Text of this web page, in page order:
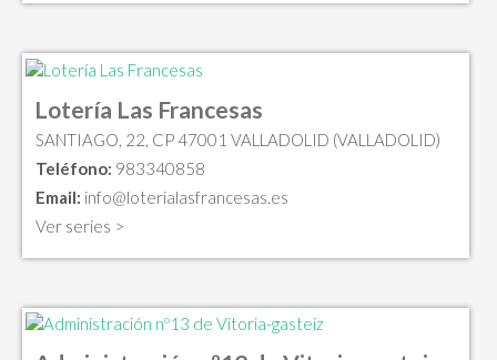
Lotería Las Francesas
SANTIAGO, 22, CP 47001 VALLADOLID (VALLADOLID)
Teléfono: 983340858
Email: info@loterialasfrancesas.es
Ver series >